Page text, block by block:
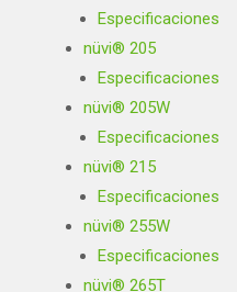
Especificaciones
nüvi® 205
Especificaciones
nüvi® 205W
Especificaciones
nüvi® 215
Especificaciones
nüvi® 255W
Especificaciones
nüvi® 265T